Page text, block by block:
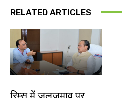
RELATED ARTICLES